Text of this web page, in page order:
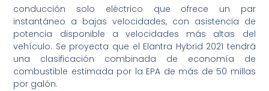
conducción solo eléctrico que ofrece un par
instantáneo a bajas velocidades, con asistencia de
potencia disponible a velocidades más altas del
vehículo. Se proyecta que el Elantra Hybrid 2021 tendrá
una clasificación combinada de economía de
combustible estimada por la EPA de más de 50 millas
por galón.